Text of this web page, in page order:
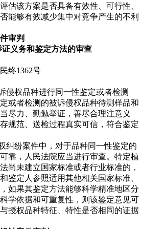
估该方案是否具备有效性、可行性、
能够有效减少集中对竞争产生的不利
审判
义务和鉴定方法的审查
终1362号
权品种进行同一性鉴定或者检测
或者检测的被诉侵权品种待测样品和
尽力、勤勉举证，善尽合理注意义
规范、送检过程真实可信，符合鉴定
纷案件中，对于品种同一性鉴定的
靠，人民法院应当进行审查。特定植
尚未建立国家标准或者行业标准的，
鉴定人参照适用其他相关国家标准、
如果其鉴定方法能够科学精准地区分
学依据和可重复性，则该鉴定意见可
授权品种特征、特性是否相同的证据